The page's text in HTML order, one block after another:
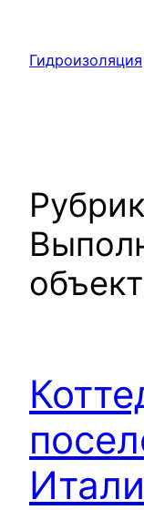
содержимому
Гидроизоляция